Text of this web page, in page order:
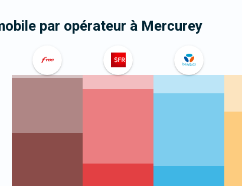
par opérateur à Mercurey